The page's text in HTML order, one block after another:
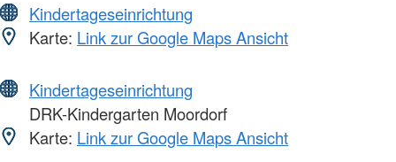
Kindertageseinrichtung
Karte: Link zur Google Maps Ansicht
Kindertageseinrichtung
DRK-Kindergarten Moordorf
Karte: Link zur Google Maps Ansicht